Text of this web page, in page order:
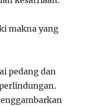
makna yang
pedang dan